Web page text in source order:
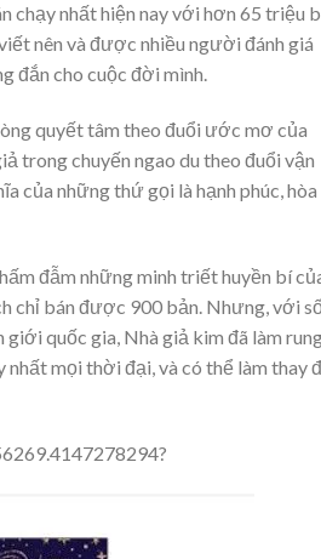
chạy nhất hiện nay với hơn 65 triệu
nên và được nhiều người đánh giá
đắn cho cuộc đời mình.
quyết tâm theo đuổi ước mơ của
trong chuyến ngao du theo đuổi vận
của những thứ gọi là hạnh phúc, hòa
đẫm những minh triết huyền bí
chỉ bán được 900 bản. Nhưng, với
quốc gia, Nhà giả kim đã làm
mọi thời đại, và có thể làm thay